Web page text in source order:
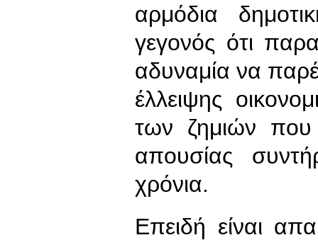
αρμόδια
γεγονός ότι
αδυναμία να
έλλειψης
των ζημιών που
απουσίας
χρόνια.
Επειδή είναι